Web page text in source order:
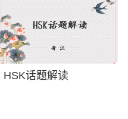
HSK话题解读